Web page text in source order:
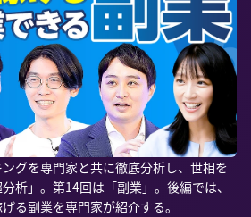
グを専門家と共に徹底分析し、世相を
析」。第14回は「副業」。後編では、
る副業を専門家が紹介する。